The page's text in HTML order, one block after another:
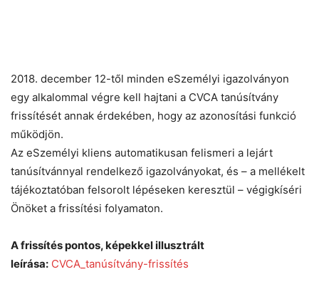
2018. december 12-től minden eSzemélyi igazolványon
egy alkalommal végre kell hajtani a CVCA tanúsítvány
frissítését annak érdekében, hogy az azonosítási funkció
működjön.
Az eSzemélyi kliens automatikusan felismeri a lejárt
tanúsítvánnyal rendelkező igazolványokat, és – a mellékelt
tájékoztatóban felsorolt lépéseken keresztül – végigkíséri
Önöket a frissítési folyamaton.
A frissítés pontos, képekkel illusztrált
leírása: CVCA_tanúsítvány-frissítés